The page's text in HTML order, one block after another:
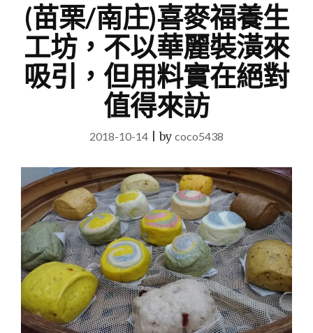
(苗栗/南庄)喜麥福養生
工坊，不以華麗裝潢來
吸引，但用料實在絕對
值得來訪
2018-10-14 |by coco5438